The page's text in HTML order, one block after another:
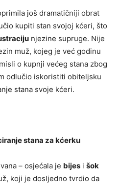
još dramatičniji obrat
kupiti stan svojoj kćeri, što
njezine supruge. Nije
muž, kojeg je već godinu
o kupnji većeg stana zbog
odlučio iskoristiti obiteljsku
stana svoje kćeri.
stana za kćerku
– osjećala je bijes i šok
koji je dosljedno tvrdio da